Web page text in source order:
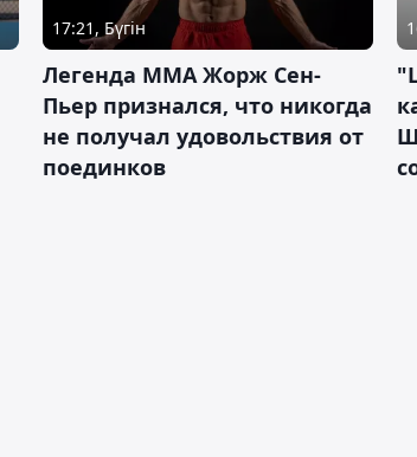
17:21, Бүгін
Легенда ММА Жорж Сен-
Пьер признался, что никогда
не получал удовольствия от
поединков